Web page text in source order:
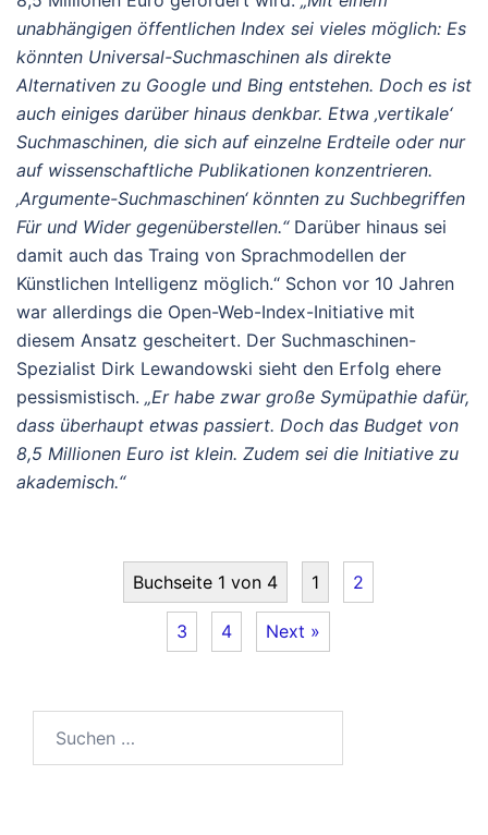
unabhängigen öffentlichen Index sei vieles möglich: Es
könnten Universal-Suchmaschinen als direkte
Alternativen zu Google und Bing entstehen. Doch es ist
auch einiges darüber hinaus denkbar. Etwa ‚vertikale‘
Suchmaschinen, die sich auf einzelne Erdteile oder nur
auf wissenschaftliche Publikationen konzentrieren.
‚Argumente-Suchmaschinen‘ könnten zu Suchbegriffen
Für und Wider gegenüberstellen.“Darüber hinaus sei
damit auch das Traing von Sprachmodellen der
Künstlichen Intelligenz möglich.“ Schon vor 10 Jahren
war allerdings die Open-Web-Index-Initiative mit
diesem Ansatz gescheitert. Der Suchmaschinen-
Spezialist Dirk Lewandowski sieht den Erfolg ehere
pessismistisch. „Er habe zwar große Symüpathie dafür,
dass überhaupt etwas passiert. Doch das Budget von
8,5 Millionen Euro ist klein. Zudem sei die Initiative zu
akademisch.“
Buchseite 1 von 4 1 2
3 4 Next »